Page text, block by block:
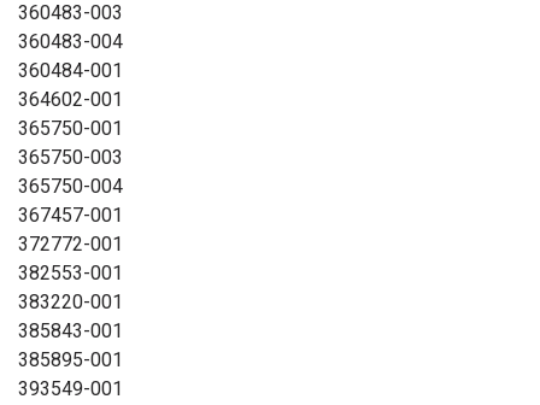
360483-003
360483-004
360484-001
364602-001
365750-001
365750-003
365750-004
367457-001
372772-001
382553-001
383220-001
385843-001
385895-001
393549-001